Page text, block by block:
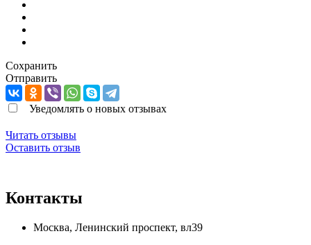
Сохранить
Отправить
Уведомлять о новых отзывах
Читать отзывы
Оставить отзыв
Контакты
Москва, Ленинский проспект, вл39